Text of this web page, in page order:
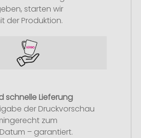
starten wir
der Produktion.
schnelle Lieferung
der Druckvorschau
zum
– garantiert.